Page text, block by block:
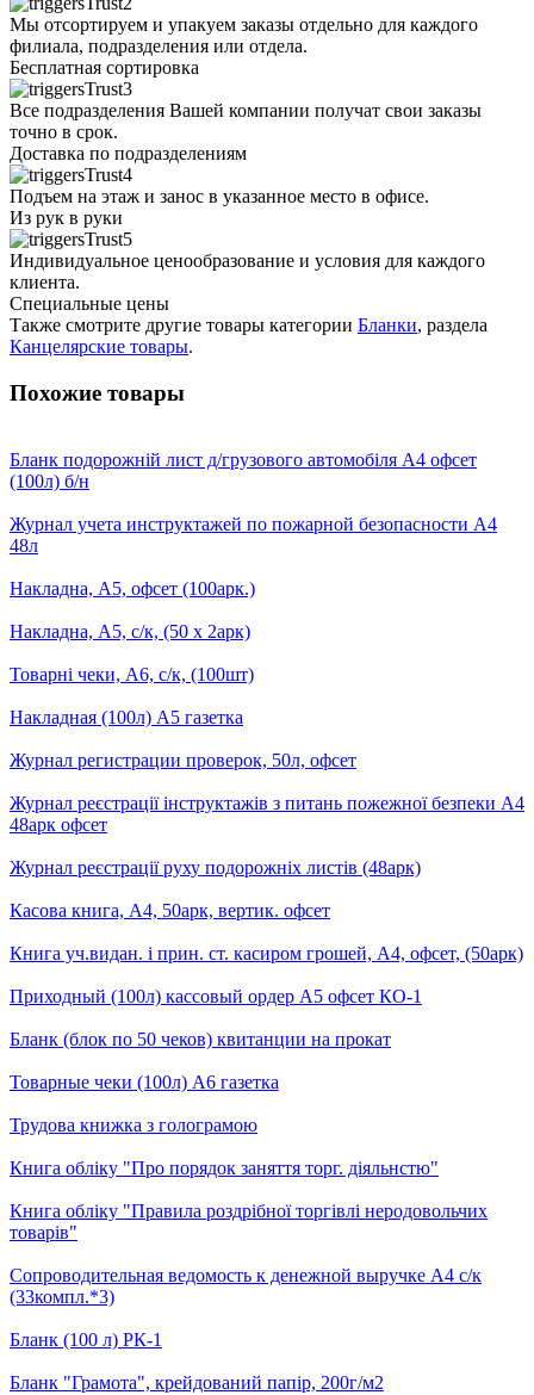
Мы отсортируем и упакуем заказы отдельно для каждого
филиала, подразделения или отдела.
Бесплатная сортировка
Все подразделения Вашей компании получат свои заказы
точно в срок.
Доставка по подразделениям
Подъем на этаж и занос в указанное место в офисе.
Из рук в руки
Индивидуальное ценообразование и условия для каждого
клиента.
Специальные цены
Также смотрите другие товары категории Бланки, раздела
Канцелярские товары.
Похожие товары
Бланк подорожній лист д/грузового автомобіля А4 офсет
(100л) б/н
Журнал учета инструктажей по пожарной безопасности А4
48л
Накладна, А5, офсет (100арк.)
Накладна, А5, с/к, (50 х 2арк)
Товарні чеки, А6, с/к, (100шт)
Накладная (100л) А5 газетка
Журнал регистрации проверок, 50л, офсет
Журнал реєстрації інструктажів з питань пожежної безпеки А4
48арк офсет
Журнал реєстрації руху подорожніх листів (48арк)
Касова книга, А4, 50арк, вертик. офсет
Книга уч.видан. і прин. ст. касиром грошей, А4, офсет, (50арк)
Приходный (100л) кассовый ордер А5 офсет КО-1
Бланк (блок по 50 чеков) квитанции на прокат
Товарные чеки (100л) А6 газетка
Трудова книжка з голограмою
Книга обліку "Про порядок заняття торг. діяльнстю"
Книга обліку "Правила роздрібної торгівлі неродовольчих
товарів"
Сопроводительная ведомость к денежной выручке А4 с/к
(33компл.*3)
Бланк (100 л) РК-1
Бланк "Грамота", крейдований папір, 200г/м2